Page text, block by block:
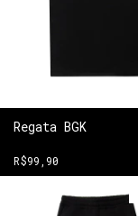
Regata BGK
R$99,90